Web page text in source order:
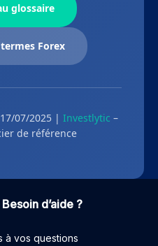
glossaire
Forex
07/2025 | Investlytic –
de référence
d’aide ?
à vos questions